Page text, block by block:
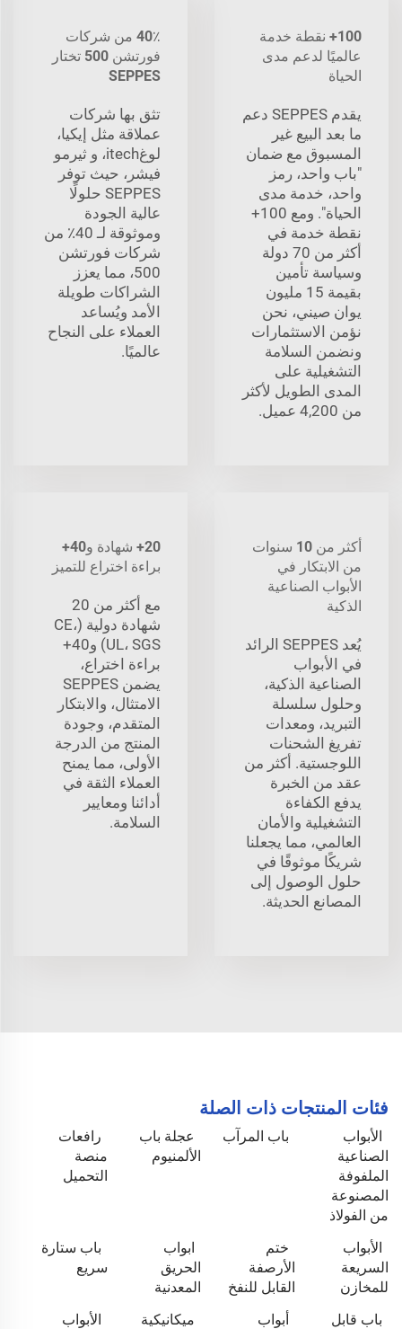
100+ نقطة خدمة
عالميًا لدعم مدى
الحياة
يقدم SEPPES دعم
ما بعد البيع غير
المسبوق مع ضمان
"باب واحد، رمز
واحد، خدمة مدى
الحياة". ومع 100+
نقطة خدمة في
أكثر من 70 دولة
وسياسة تأمين
بقيمة 15 مليون
يوان صيني، نحن
نؤمن الاستثمارات
ونضمن السلامة
التشغيلية على
المدى الطويل لأكثر
من 4,200 عميل.
40٪ من شركات
فورتشن 500 تختار
SEPPES
تثق بها شركات
عملاقة مثل إيكيا،
لوغitech، و ثيرمو
فيشر، حيث توفر
SEPPES حلولًا
عالية الجودة
وموثوقة لـ 40٪ من
شركات فورتشن
500، مما يعزز
الشراكات طويلة
الأمد ويُساعد
العملاء على النجاح
عالميًا.
أكثر من 10 سنوات
من الابتكار في
الأبواب الصناعية
الذكية
يُعد SEPPES الرائد
في الأبواب
الصناعية الذكية،
وحلول سلسلة
التبريد، ومعدات
تفريغ الشحنات
اللوجستية. أكثر من
عقد من الخبرة
يدفع الكفاءة
التشغيلية والأمان
العالمي، مما يجعلنا
شريكًا موثوقًا في
حلول الوصول إلى
المصانع الحديثة.
20+ شهادة و40+
براءة اختراع للتميز
مع أكثر من 20
شهادة دولية (CE،
UL، SGS) و40+
براءة اختراع،
يضمن SEPPES
الامتثال، والابتكار
المتقدم، وجودة
المنتج من الدرجة
الأولى، مما يمنح
العملاء الثقة في
أدائنا ومعايير
السلامة.
فئات المنتجات ذات الصلة
الأبواب
الصناعية
الملفوفة
المصنوعة
من الفولاذ
باب المرآب
عجلة باب
الألمنيوم
رافعات
منصة
التحميل
الأبواب
السريعة
للمخازن
ختم
الأرصفة
القابل للنفخ
ابواب
الحريق
المعدنية
باب ستارة
سريع
باب قابل
أبواب
ميكانيكية
الأبواب